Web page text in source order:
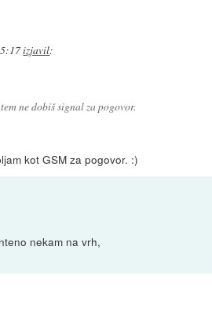
izjavil:
ne dobiš signal za pogovor.
kot GSM za pogovor. :)
nekam na vrh,